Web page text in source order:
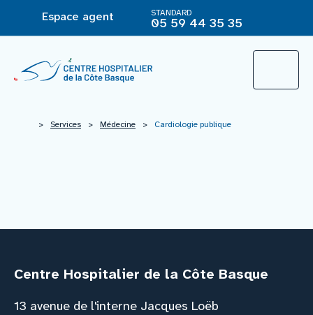
Espace agent STANDARD
05 59 44 35 35
L’Hôpital
Vous êtes
> Services > Médecine > Cardiologie publique
Centre Hospitalier de la Côte Basque
13 avenue de l'interne Jacques Loëb